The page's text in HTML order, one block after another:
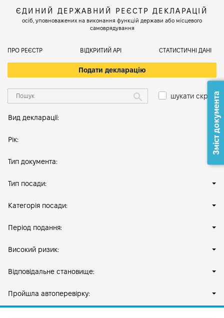
ЄДИНИЙ ДЕРЖАВНИЙ РЕЄСТР ДЕКЛАРАЦІЙ
осіб, уповноважених на виконання функцій держави або місцевого
самоврядування
ПРО РЕЄСТР ВІДКРИТИЙ АРІ СТАТИСТИЧНІ ДАНІ
Подати декларацію
шукати скрізь
Вид декларації:
Рік:
Тип документа:
Тип посади:
Категорія посади:
Період подання:
Високий ризик:
Відповідальне становище:
Пройшла автоперевірку:
Зміст документа